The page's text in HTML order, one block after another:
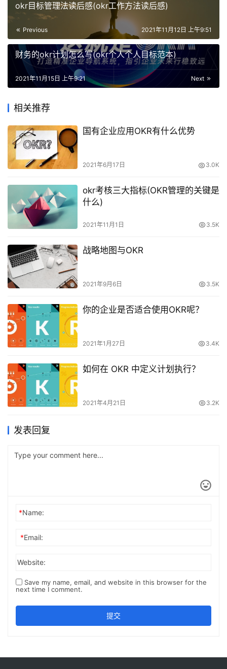
okr目标管理法读后感(okr工作方法读后感)
Previous 2021年11月12日 上午9:51
财务的okr计划怎么写(okr个人个人目标范本)
Next
2021年11月15日 上午9:21
相关推荐
国有企业应用OKR有什么优势
2021年6月17日 3.0K
okr考核三大指标(OKR管理的关键是
什么)
2021年11月1日 3.5K
战略地图与OKR
2021年9月6日 3.5K
你的企业是否适合使用OKR呢？
2021年1月27日 3.4K
如何在 OKR 中定义计划执行？
2021年4月21日 3.2K
发表回复
*Name:
*Email:
Website:
Save my name, email, and website in this browser for the
next time I comment.
提交